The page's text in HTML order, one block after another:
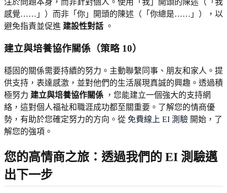
感覺……」）而非「你」開頭的陳述（「你總是……」），以
避免指責並促進 建設性對話 。
建立與培養協作關係 （策略 10）
穩固的關係需要持續的努力。主動聯繫同事、朋友和家人。提
供支持，表達感激，並對他們的生活展現真誠的興趣。透過積
極努力 建立與培養協作關係 ，您能建立一個強大的支持網
絡，這對個人福祉和職涯成功都至關重要。了解您的情商優
勢，有助於您確定努力的方向。從 免費線上 EI 測驗 開始，了
解您的強項。
您的高情商之旅：透過我們的 EI 測驗邁
出下一步